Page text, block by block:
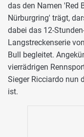
das den Namen 'Red
Nürburgring' trägt,
dabei das 12-
Langstreckenserie
Bull begleitet.
vierrädrigen
Sieger Ricciardo nun
ist.